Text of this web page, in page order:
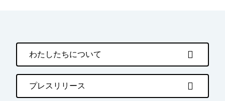
わたしたちについて
プレスリリース